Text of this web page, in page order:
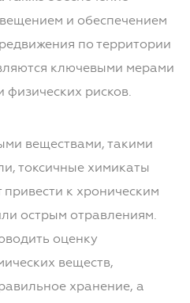
и обеспечением
по территории
ключевыми мерами
рисков.
веществами, такими
токсичные химикаты
к хроническим
острым отравлениям.
оценку
веществ,
хранение, а